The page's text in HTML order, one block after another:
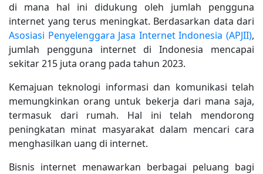
di mana hal ini didukung oleh jumlah pengguna
internet yang terus meningkat. Berdasarkan data dari
Asosiasi Penyelenggara Jasa Internet Indonesia (APJII),
jumlah pengguna internet di Indonesia mencapai
sekitar 215 juta orang pada tahun 2023.
Kemajuan teknologi informasi dan komunikasi telah
memungkinkan orang untuk bekerja dari mana saja,
termasuk dari rumah. Hal ini telah mendorong
peningkatan minat masyarakat dalam mencari cara
menghasilkan uang di internet.
Bisnis internet menawarkan berbagai peluang bagi